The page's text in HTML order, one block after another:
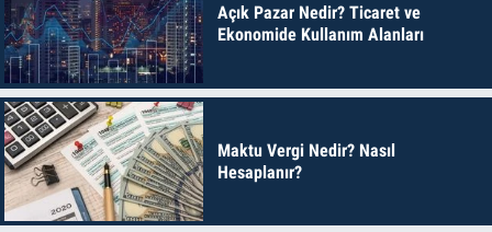
Açık Pazar Nedir? Ticaret ve
Ekonomide Kullanım Alanları
Maktu Vergi Nedir? Nasıl
Hesaplanır?